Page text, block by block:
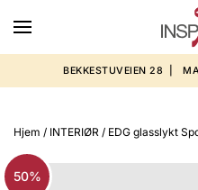
BEKKESTUVEIEN 28 |
Hjem / INTERIØR / EDG glasslykt
50%